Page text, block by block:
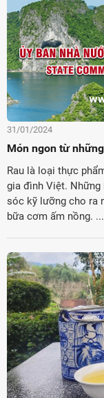
31/01/2024
Món ngon từ
Rau là loại thực
gia đình Việt.
sóc kỹ lưỡng cho ra
bữa cơm ấm nồng. ...